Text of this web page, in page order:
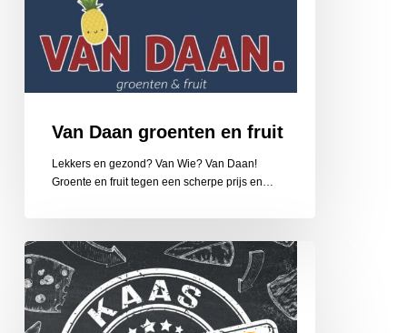
Van Daan groenten en fruit
Lekkers en gezond? Van Wie? Van Daan!
Groente en fruit tegen een scherpe prijs en…
Janno’s
Kaas